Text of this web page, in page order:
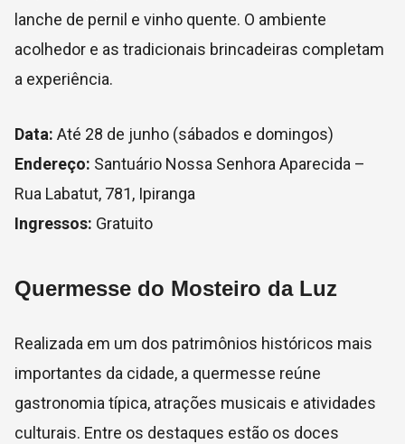
lanche de pernil e vinho quente. O ambiente
acolhedor e as tradicionais brincadeiras completam
a experiência.
Data: Até 28 de junho (sábados e domingos)
Endereço: Santuário Nossa Senhora Aparecida –
Rua Labatut, 781, Ipiranga
Ingressos: Gratuito
Quermesse do Mosteiro da Luz
Realizada em um dos patrimônios históricos mais
importantes da cidade, a quermesse reúne
gastronomia típica, atrações musicais e atividades
culturais. Entre os destaques estão os doces